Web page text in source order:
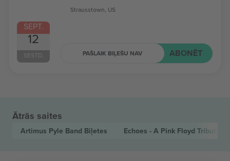
SEPT.
12
SESTD.
Strausstown, US
PAŠLAIK BIĻEŠU NAV ABONĒT
Ātrās saites
Artimus Pyle Band Biļetes Echoes - A Pink Floyd Tribute